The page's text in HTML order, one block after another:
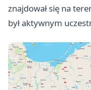
znajdował się na
był aktywnym